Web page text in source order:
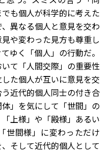
も個人が科学的に考えた
異なる個人と意見を交わ
や変わった見方も尊重し
ゆく「個人」の行動だ。
て「人間交際」の重要性
た個人が互いに意見を交
近代的個人同士の付き合
」を気にして「世間」の
上様」や「殿様」あるい
世間様」に変わっただけ
そして近代的個人として